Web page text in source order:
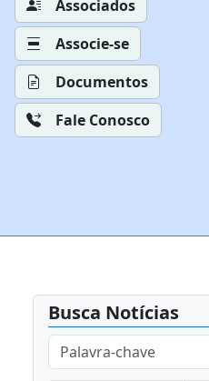
Associados
Associe-se
Documentos
Fale Conosco
Busca Notícias